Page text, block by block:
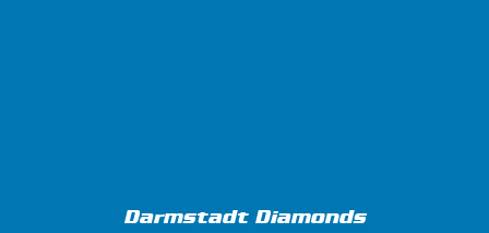
Darmstadt Diamonds